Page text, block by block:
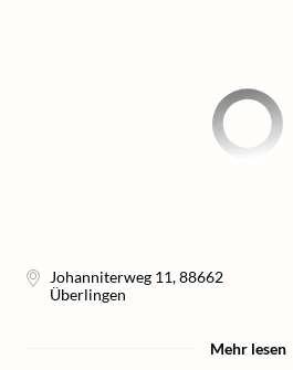
Johanniterweg 11,88662
Überlingen
Mehr lesen